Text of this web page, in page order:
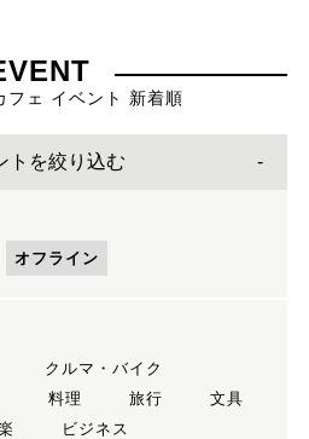
フェ イベント 新着順
トを絞り込む
オフライン
クルマ・バイク
料理 旅行
文具
ビジネス